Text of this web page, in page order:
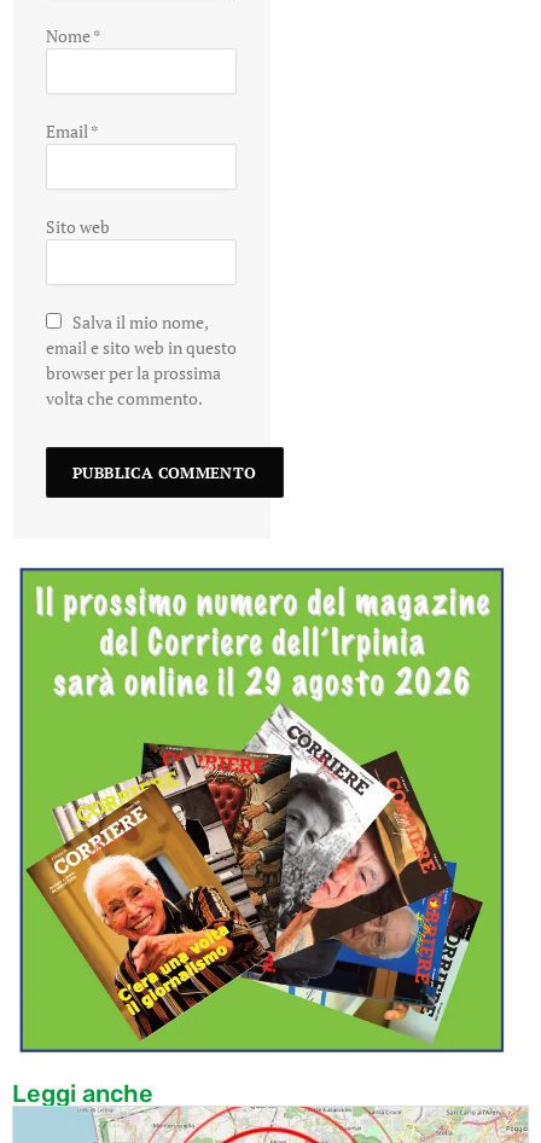
Nome*
Email*
Sito web
Salva il mio nome,
email e sito web in questo
browser per la prossima
volta che commento.
Leggi anche